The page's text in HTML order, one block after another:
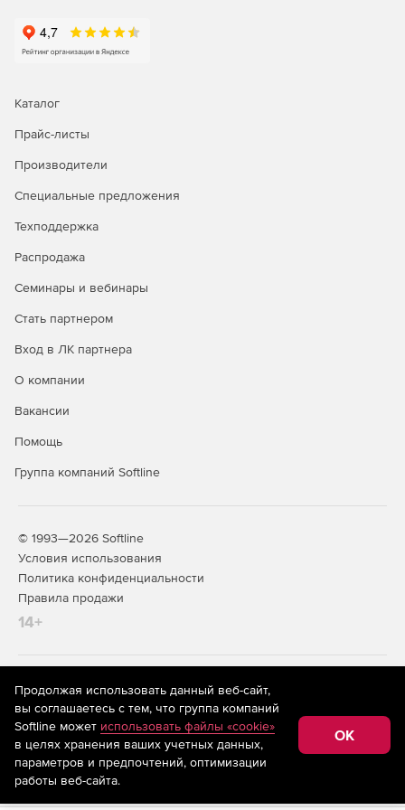
Делегирование службы поддержки на основе ролей
Надо выбрать любую комбинацию задач управления,
и назначить их сотрудникам службы поддержки, HR и
администраторами.
Резервное копирование и аварийное восстановление
восстановление объектов AD, почтовых ящиков
Online, папок OneDrive для бизнеса и т. д.
Восстановление на уровне элементов или атрибутов и
инкрементным резервным копиям.
Каталог
Прайс-листы
Производители
Специальные предложения
Техподдержка
Распродажа
Семинары и вебинары
Стать партнером
Вход в ЛК партнера
О компании
Вакансии
Помощь
Группа компаний Softline
© 1993—2026 Softline
Условия использования
Политика конфиденциальности
Правила продажи
14+
На информационном ресурсе store.softline.ru применяются
рекомендательные технологии
(информационные технологии
предоставления информации на основе сбора,
систематизации и анализа сведений, относящихся к
предпочтениям пользователей сети «Интернет»,
находящихся на территории Российской Федерации)
Продолжая использовать данный веб-сайт,
вы соглашаетесь с тем, что группа компаний
Softline может использовать файлы «cookie»
в целях хранения ваших учетных данных,
параметров и предпочтений, оптимизации
работы веб-сайта.
OK